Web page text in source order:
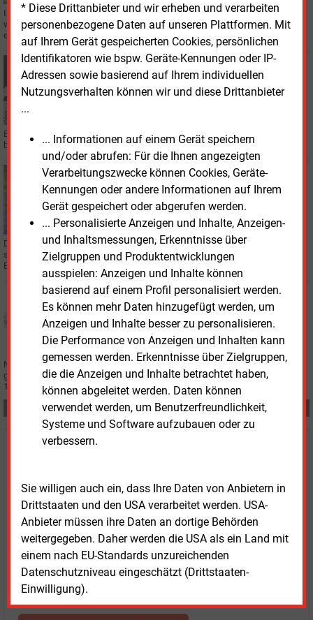
* Diese Drittanbieter und wir erheben und verarbeiten
personenbezogene Daten auf unseren Plattformen. Mit
auf Ihrem Gerät gespeicherten Cookies, persönlichen
Identifikatoren wie bspw. Geräte-Kennungen oder IP-
Adressen sowie basierend auf Ihrem individuellen
Nutzungsverhalten können wir und diese Drittanbieter
...
... Informationen auf einem Gerät speichern
und/oder abrufen: Für die Ihnen angezeigten
Verarbeitungszwecke können Cookies, Geräte-
Kennungen oder andere Informationen auf Ihrem
Gerät gespeichert oder abgerufen werden.
... Personalisierte Anzeigen und Inhalte, Anzeigen-
und Inhaltsmessungen, Erkenntnisse über
Zielgruppen und Produktentwicklungen
ausspielen: Anzeigen und Inhalte können
basierend auf einem Profil personalisiert werden.
Es können mehr Daten hinzugefügt werden, um
Anzeigen und Inhalte besser zu personalisieren.
Die Performance von Anzeigen und Inhalten kann
gemessen werden. Erkenntnisse über Zielgruppen,
die die Anzeigen und Inhalte betrachtet haben,
können abgeleitet werden. Daten können
verwendet werden, um Benutzerfreundlichkeit,
Systeme und Software aufzubauen oder zu
verbessern.
Sie willigen auch ein, dass Ihre Daten von Anbietern in
Drittstaaten und den USA verarbeitet werden. USA-
Anbieter müssen ihre Daten an dortige Behörden
weitergegeben. Daher werden die USA als ein Land mit
einem nach EU-Standards unzureichenden
Datenschutzniveau eingeschätzt (Drittstaaten-
Einwilligung).
In der geförderten Direktvermarktung sind im Juni 441 MW mehr angemeldet
worden als im Vormonat. In der sonstigen Direktvermarktung errechnet sich
ein Plus von 496 MW.
Montag, 18.05.2026, 08:12
STATISTIK DES TAGES
Monatlich produzierte Strommenge aus Windkraft
Ein Schaubild sagt mehr als tausend Worte: In einer aktuellen Infografik
beleuchten wir regelmäßig Zahlen aus dem energiewirtschaftlichen Bereich.
Mittwoch, 6.05.2026, 15:22
PPA-PREISINDEX
Leichter PPA-Preisrückgang im April 2026
Die Preiskorridore für marktübliche deutsche Power Purchase Agreements
sind im April 2026 gesunken. Das ergibt der PPA-Preisindex von E&M und
Enervis.
Montag, 13.04.2026, 11:42
KWK
KWK-Index über 10 Cent
Nachdem der „übliche Preis“ im vergangenen Jahr auf unter 7 Cent/kWh
gerutscht war, steigt dieser für das kommende Quartal wieder auf
10,215 Cent/kWh an.
Teilen:
Sprechen Sie uns an, wenn Sie Fragen zur Nutzung von
E&M-Inhalten oder den verschiedenen Abonnement-
Paketen haben.
Das E&M-Vertriebsteam freut sich unter Tel. 08152 / 93
11-77 oder untervertrieb@energie-und-management.de
über Ihre Anfrage.